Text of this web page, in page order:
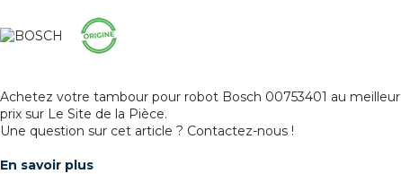
Achetez votre tambour pour robot Bosch 00753401 au meilleur
prix sur Le Site de la Pièce.
Une question sur cet article ? Contactez-nous !
En savoir plus